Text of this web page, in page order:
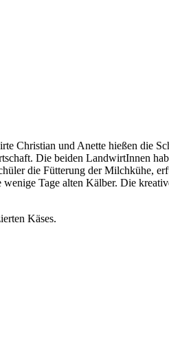
Christian und Anette hießen die
Die beiden LandwirtInnen
die Fütterung der Milchkühe,
Tage alten Kälber. Die
Käses.